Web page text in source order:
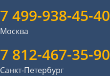
7 499-938-45-40
Москва
7 812-467-35-90
Санкт-Петербург